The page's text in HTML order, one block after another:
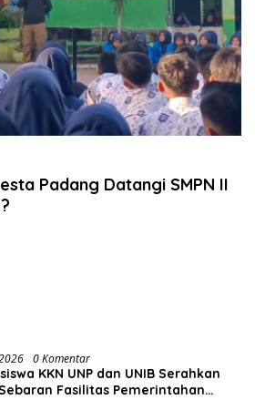
Padang Datangi SMPN II
0 Komentar
KKN UNP dan UNIB Serahkan
Fasilitas Pemerintahan